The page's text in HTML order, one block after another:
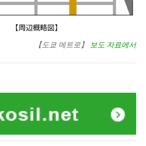
【도쿄 메트로】 보도 자료에서